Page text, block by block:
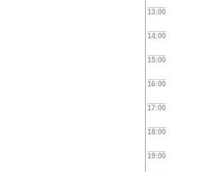
13:00
14:00
15:00
16:00
17:00
18:00
19:00